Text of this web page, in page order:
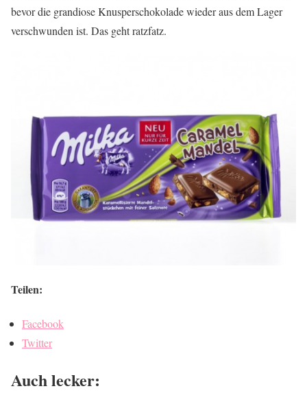
bevor die grandiose Knusperschokolade wieder aus dem Lager
verschwunden ist. Das geht ratzfatz.
Teilen:
Facebook
Twitter
Auch lecker: